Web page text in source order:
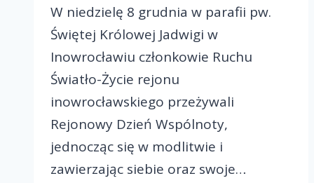
W niedzielę 8 grudnia w parafii pw.
Świętej Królowej Jadwigi w
Inowrocławiu członkowie Ruchu
Światło-Życie rejonu
inowrocławskiego przeżywali
Rejonowy Dzień Wspólnoty,
jednocząc się w modlitwie i
zawierzając siebie oraz swoje…